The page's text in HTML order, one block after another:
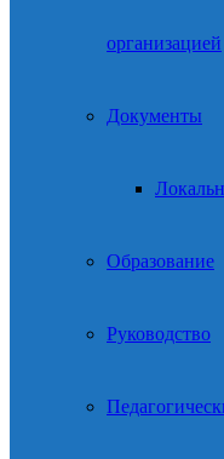
организацией
Документы
Образование
Руководство